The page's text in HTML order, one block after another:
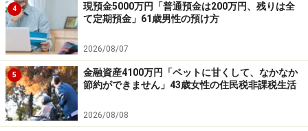
特例任意加入し、学生時代の未加入期間37カ月分を払い
込み480カ月分を完納。付加年金にも加入したので現時
点で基礎年金は満額プラスアルファ受領し、妻の基礎年
金も同様に任意加入」したと言います。
さらには「納付に際しては前納・早割を活用し納付額を
減額、確定申告では社会保険料控除を申告し所得税を節
4
現預金5000万円「普通預金は200万円、残りは全
て定期預金」61歳男性の預け方
2026/08/07
5
金融資産4100万円「ペットに甘くして、なかなか
節約ができません」43歳女性の住民税非課税生活
2026/08/08